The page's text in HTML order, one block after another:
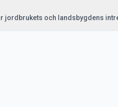
jordbrukets och landsbygdens